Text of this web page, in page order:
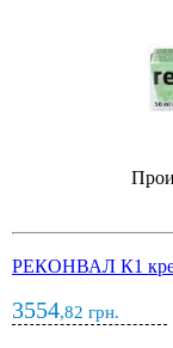
РЕКОНВАЛ К1
3554,82 грн.